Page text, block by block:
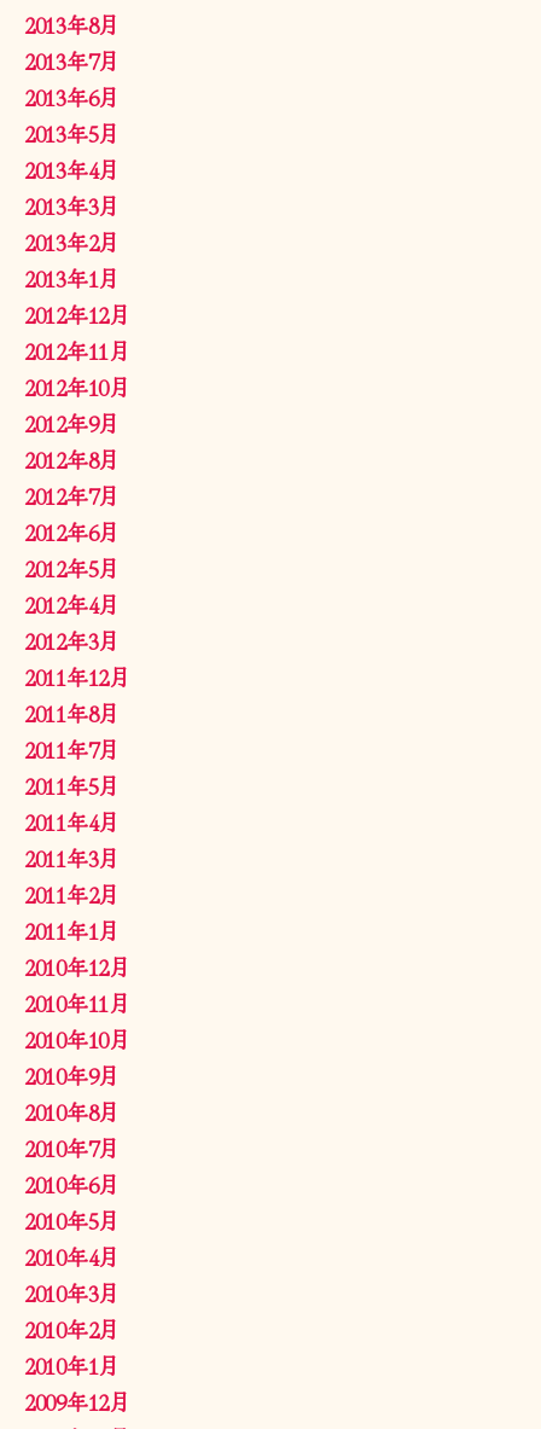
2013年8月
2013年7月
2013年6月
2013年5月
2013年4月
2013年3月
2013年2月
2013年1月
2012年12月
2012年11月
2012年10月
2012年9月
2012年8月
2012年7月
2012年6月
2012年5月
2012年4月
2012年3月
2011年12月
2011年8月
2011年7月
2011年5月
2011年4月
2011年3月
2011年2月
2011年1月
2010年12月
2010年11月
2010年10月
2010年9月
2010年8月
2010年7月
2010年6月
2010年5月
2010年4月
2010年3月
2010年2月
2010年1月
2009年12月